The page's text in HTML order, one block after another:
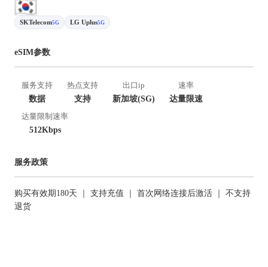
SKTelecom5G LG Uplus5G
eSIM参数
服务支持
数据
热点支持
支持
出口ip
新加坡(SG)
速率
达量限速
达量限制速率
512Kbps
服务政策
购买有效期180天 ｜ 支持充值 ｜ 首次网络连接后激活 ｜ 不支持
退货